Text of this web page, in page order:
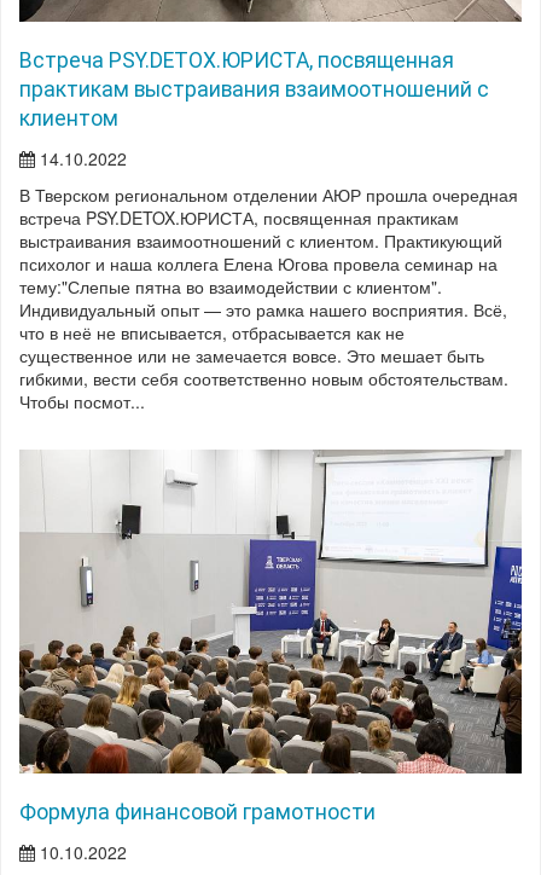
Встреча PSY.DETOX.ЮРИСТА, посвященная
практикам выстраивания взаимоотношений с
клиентом
14.10.2022
В Тверском региональном отделении АЮР прошла очередная
встреча PSY.DETOX.ЮРИСТА, посвященная практикам
выстраивания взаимоотношений с клиентом. Практикующий
психолог и наша коллега Елена Югова провела семинар на
тему:"Слепые пятна во взаимодействии с клиентом".
Индивидуальный опыт — это рамка нашего восприятия. Всё,
что в неё не вписывается, отбрасывается как не
существенное или не замечается вовсе. Это мешает быть
гибкими, вести себя соответственно новым обстоятельствам.
Чтобы посмот...
Формула финансовой грамотности
10.10.2022